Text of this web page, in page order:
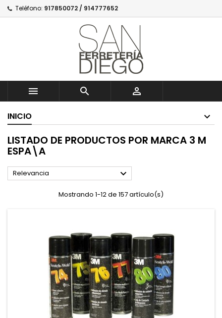
Teléfono: 917850072 / 914777652
  
INICIO
LISTADO DE PRODUCTOS POR MARCA 3 M
ESPA\A
Relevancia 
Mostrando 1-12 de 157 artículo(s)